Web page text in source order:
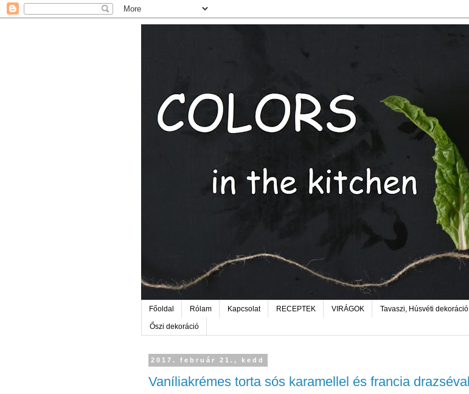
Főoldal Rólam Kapcsolat RECEPTEK VIRÁGOK Tavaszi, Húsvéti dekoráció
Őszi dekoráció
2017. február 21., kedd
Vaníliakrémes torta sós karamellel és francia drazséval